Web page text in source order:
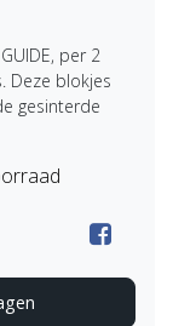
per 2
Deze blokjes
gesinterde